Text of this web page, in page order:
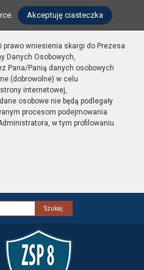
Akceptuję ciasteczka
prawo wniesienia skargi do Prezesa
Danych Osobowych,
Pana/Panią danych osobowych
(dobrowolne) w celu
internetowej,
osobowe nie będą podlegały
procesom podejmowania
w tym profilowaniu.